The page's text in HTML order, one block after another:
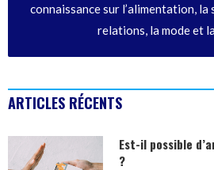
connaissance sur l’alimentation, la
relations, la mode et
ARTICLES RÉCENTS
Est-il possible
?